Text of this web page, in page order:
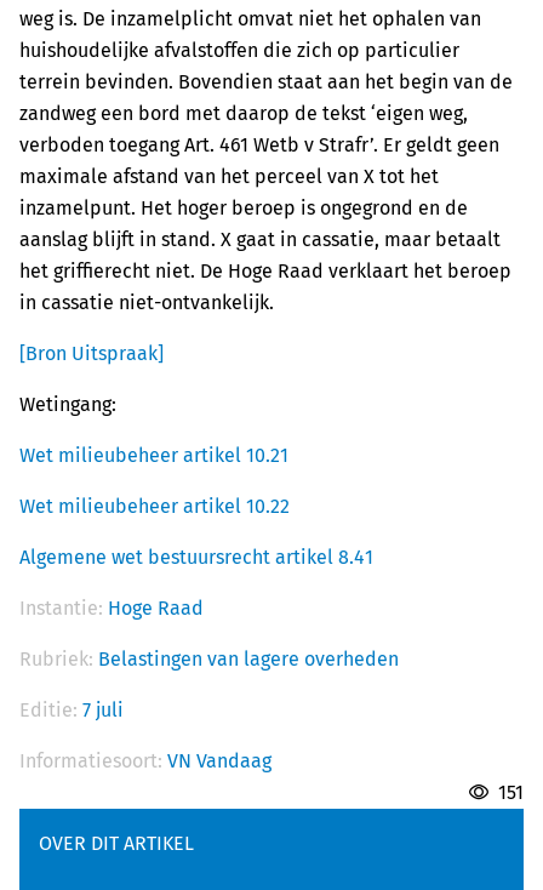
weg is. De inzamelplicht omvat niet het ophalen van
huishoudelijke afvalstoffen die zich op particulier
terrein bevinden. Bovendien staat aan het begin van de
zandweg een bord met daarop de tekst ‘eigen weg,
verboden toegang Art. 461 Wetb v Strafr’. Er geldt geen
maximale afstand van het perceel van X tot het
inzamelpunt. Het hoger beroep is ongegrond en de
aanslag blijft in stand. X gaat in cassatie, maar betaalt
het griffierecht niet. De Hoge Raad verklaart het beroep
in cassatie niet-ontvankelijk.
[Bron Uitspraak]
Wetingang:
Wet milieubeheer artikel 10.21
Wet milieubeheer artikel 10.22
Algemene wet bestuursrecht artikel 8.41
Instantie: Hoge Raad
Rubriek: Belastingen van lagere overheden
Editie: 7 juli
Informatiesoort: VN Vandaag
151
OVER DIT ARTIKEL